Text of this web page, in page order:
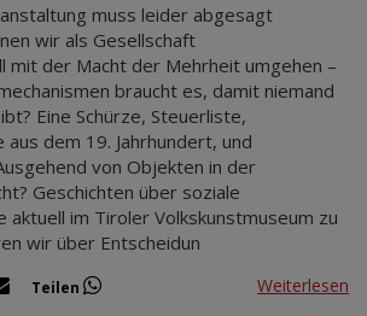
muss leider abgesagt
wir als Gesellschaft
mit der Macht der Mehrheit umgehen –
braucht es, damit niemand
Eine Schürze, Steuerliste,
dem 19. Jahrhundert, und
von Objekten in der
Geschichten über soziale
aktuell im Tiroler Volkskunstmuseum zu
wir über Entscheidun
Teilen Weiterlesen